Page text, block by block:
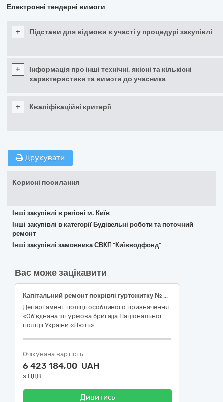
Електронні тендерні вимоги
+ Підстави для відмови в участі у процедурі закупівлі
+
Інформація про інші технічні, якісні та кількісні
характеристики та вимоги до учасника
+ Кваліфікаційні критерії
Друкувати
Корисні посилання
Інші закупівлі в регіоні м. Київ
Інші закупівлі в категорії Будівельні роботи та поточний
ремонт
Інші закупівлі замовника СВКП "Київводфонд"
Вас може зацікавити
Капітальний ремонт покрівлі гуртожитку № 3-А (літера З) за адресою: м. Київ
Департамент поліції особливого призначення
«Об'єднана штурмова бригада Національної
поліції України «Лють»
Очікувана вартість
6 423 184,00 UAH
з ПДВ
Дивитись